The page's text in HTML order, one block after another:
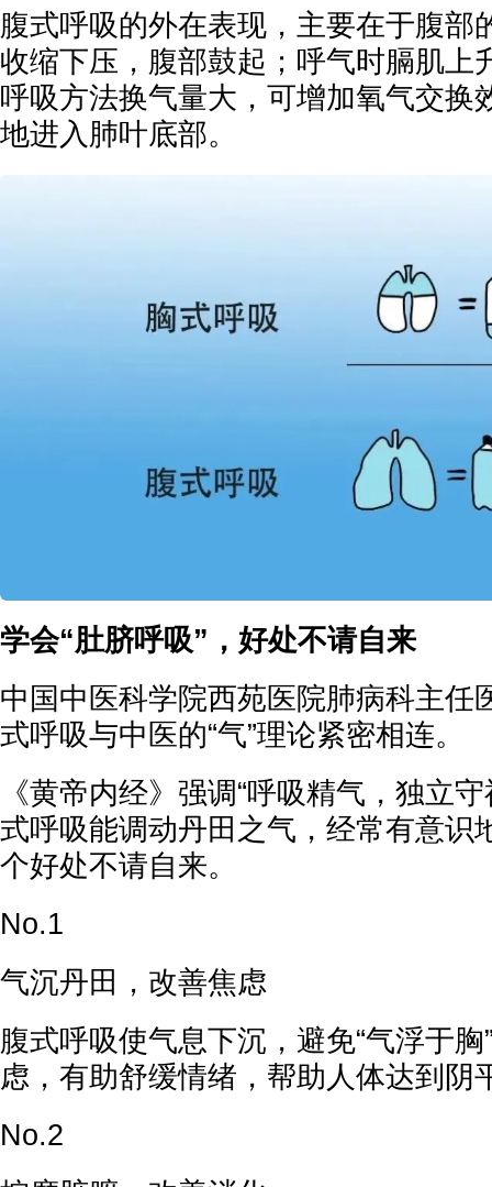
腹式呼吸的外在表现，主要在于腹部
收缩下压，腹部鼓起；呼气时膈肌上
呼吸方法换气量大，可增加氧气交换
地进入肺叶底部。
学会“肚脐呼吸”，好处不请自来
中国中医科学院西苑医院肺病科主任
式呼吸与中医的“气”理论紧密相连。
《黄帝内经》强调“呼吸精气，独立
式呼吸能调动丹田之气，经常有意识
个好处不请自来。
No.1
气沉丹田，改善焦虑
腹式呼吸使气息下沉，避免“气浮于
虑，有助舒缓情绪，帮助人体达到阴
No.2